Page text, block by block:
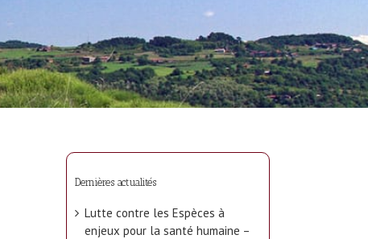
Dernières actualités
Lutte contre les Espèces à
enjeux pour la santé humaine –